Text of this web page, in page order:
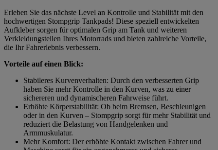
Erleben Sie das nächste Level an Kontrolle und Stabilität mit den
hochwertigen Stompgrip Tankpads! Diese speziell entwickelten
Aufkleber sorgen für optimalen Grip am Tank und weiteren
Verkleidungsteilen Ihres Motorrads und bieten zahlreiche Vorteile,
die Ihr Fahrerlebnis verbessern.
Vorteile auf einen Blick:
Stabileres Kurvenverhalten: Durch den verbesserten Grip
haben Sie mehr Kontrolle in den Kurven, was zu einer
sichereren und dynamischeren Fahrweise führt.
Erhöhte Körperstabilität: Ob beim Bremsen, Beschleunigen
oder in den Kurven – Stompgrip sorgt für mehr Stabilität und
reduziert die Belastung von Handgelenken und
Armmuskulatur.
Mehr Komfort: Der erhöhte Kontakt zwischen Fahrer und